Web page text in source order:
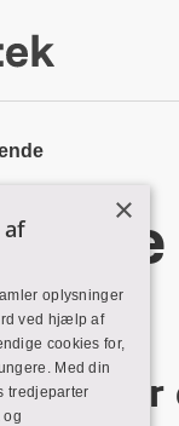
BA
×
af
oplysninger
ved hjælp af
cookies for,
Med din
tredjeparter
og